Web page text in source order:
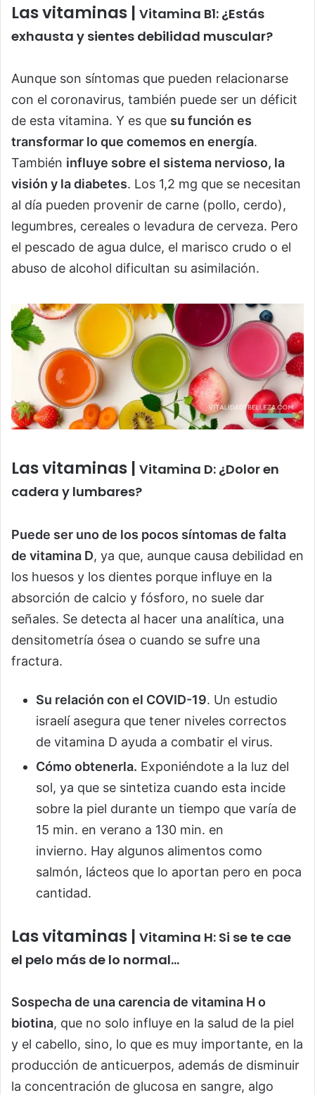
Las vitaminas | Vitamina B1: ¿Estás
exhausta y sientes debilidad muscular?
Aunque son síntomas que pueden relacionarse
con el coronavirus, también puede ser un déficit
de esta vitamina. Y es que su función es
transformar lo que comemos en energía.
También influye sobre el sistema nervioso, la
visión y la diabetes. Los 1,2 mg que se necesitan
al día pueden provenir de carne (pollo, cerdo),
legumbres, cereales o levadura de cerveza. Pero
el pescado de agua dulce, el marisco crudo o el
abuso de alcohol dificultan su asimilación.
Las vitaminas | Vitamina D: ¿Dolor en
cadera y lumbares?
Puede ser uno de los pocos síntomas de falta
de vitamina D, ya que, aunque causa debilidad en
los huesos y los dientes porque influye en la
absorción de calcio y fósforo, no suele dar
señales. Se detecta al hacer una analítica, una
densitometría ósea o cuando se sufre una
fractura.
Su relación con el COVID-19. Un estudio
israelí asegura que tener niveles correctos
de vitamina D ayuda a combatir el virus.
Cómo obtenerla. Exponiéndote a la luz del
sol, ya que se sintetiza cuando esta incide
sobre la piel durante un tiempo que varía de
15 min. en verano a 130 min. en
invierno. Hay algunos alimentos como
salmón, lácteos que lo aportan pero en poca
cantidad.
Las vitaminas | Vitamina H: Si se te cae
el pelo más de lo normal…
Sospecha de una carencia de vitamina H o
biotina, que no solo influye en la salud de la piel
y el cabello, sino, lo que es muy importante, en la
producción de anticuerpos, además de disminuir
la concentración de glucosa en sangre, algo